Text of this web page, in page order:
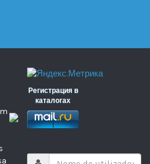
Регистрация в
каталогах